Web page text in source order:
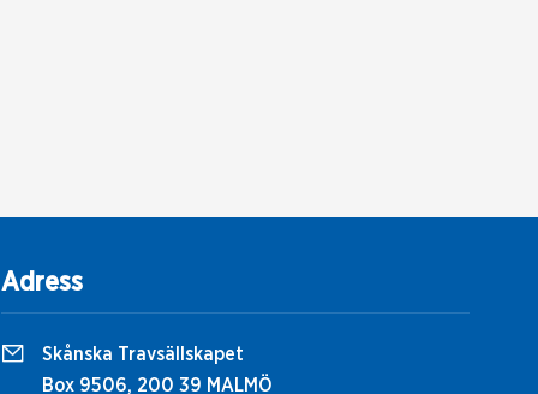
Adress
Skånska Travsällskapet
Box 9506, 200 39 MALMÖ